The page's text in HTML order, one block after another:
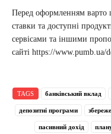
Перед оформленням варто
ставки та доступні
сервісами та іншими
сайті https://www.pumb.ua/
TAGS банківський вклад
депозитні програми
пасивний дохід